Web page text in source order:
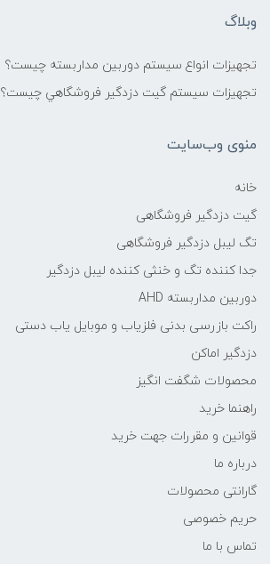
وبلاگ
تجهیزات انواع سیستم دوربین مداربسته چيست؟
تجهیزات سیستم گيت دزدگیر فروشگاهي چيست؟
منوی وب‌سایت
خانه
گیت دزدگیر فروشگاهی
تگ لیبل دزدگیر فروشگاهی
جدا کننده تگ و خنثی کننده لیبل دزدگیر
دوربین مداربسته AHD
راکت بازرسی بدنی فلزیاب و موبایل یاب دستی
دزدگیر اماکن
محصولات شگفت انگیز
راهنما خرید
قوانین و مقررات جهت خرید
درباره ما
گارانتی محصولات
حریم خصوصی
تماس با ما